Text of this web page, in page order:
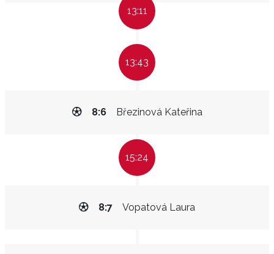
13:11
13:43
Březinová Kateřina
8:6
15:24
Vopatová Laura
8:7